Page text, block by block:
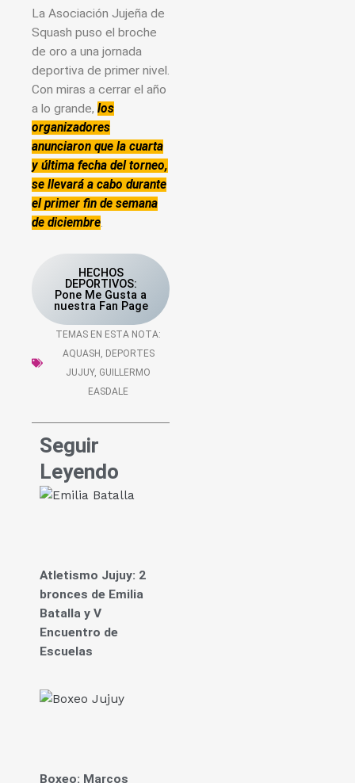
La Asociación Jujeña de
Squash puso el broche
de oro a una jornada
deportiva de primer nivel.
Con miras a cerrar el año
a lo grande, los
organizadores
anunciaron que la cuarta
y última fecha del torneo,
se llevará a cabo durante
el primer fin de semana
de diciembre.
HECHOS
DEPORTIVOS:
Pone Me Gusta a
nuestra Fan Page
TEMAS EN ESTA NOTA:
AQUASH, DEPORTES
JUJUY, GUILLERMO
EASDALE
Seguir
Leyendo
Atletismo Jujuy: 2
bronces de Emilia
Batalla y V
Encuentro de
Escuelas
Boxeo: Marcos